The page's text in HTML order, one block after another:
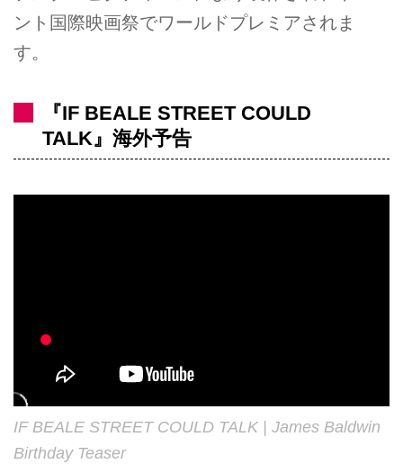
ント国際映画祭でワールドプレミアされま
す。
『IF BEALE STREET COULD
TALK』海外予告
IF BEALE STREET COULD TALK | James Baldwin
Birthday Teaser